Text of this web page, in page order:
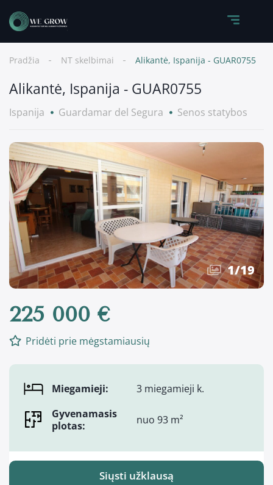
Pradžia NT skelbimai Alikantė, Ispanija - GUAR0755
Alikantė, Ispanija - GUAR0755
Ispanija Guardamar del Segura Senos statybos
1/19
225 000 €
Pridėti prie mėgstamiausių
Miegamieji:
3 miegamieji k.
Gyvenamasis
plotas:
nuo 93 m²
Siųsti užklausą